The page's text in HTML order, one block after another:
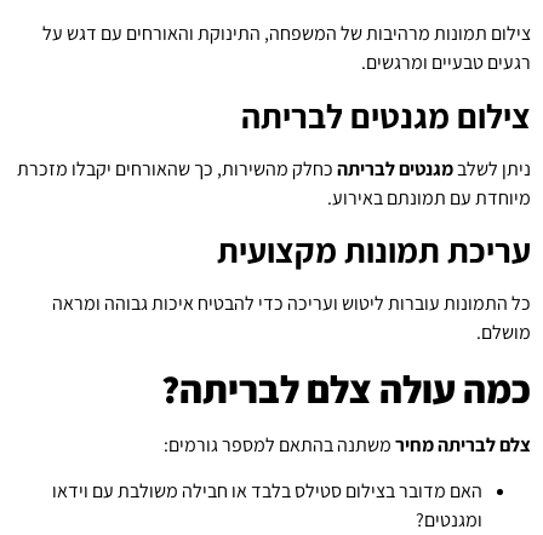
צילום תמונות מרהיבות של המשפחה, התינוקת והאורחים עם דגש על
רגעים טבעיים ומרגשים.
צילום מגנטים לבריתה
ניתן לשלבמגנטים לבריתהכחלק מהשירות, כך שהאורחים יקבלו מזכרת
מיוחדת עם תמונתם באירוע.
עריכת תמונות מקצועית
כל התמונות עוברות ליטוש ועריכה כדי להבטיח איכות גבוהה ומראה
מושלם.
כמה עולה צלם לבריתה?
צלם לבריתה מחירמשתנה בהתאם למספר גורמים:
האם מדובר בצילום סטילס בלבד או חבילה משולבת עם וידאו
ומגנטים?